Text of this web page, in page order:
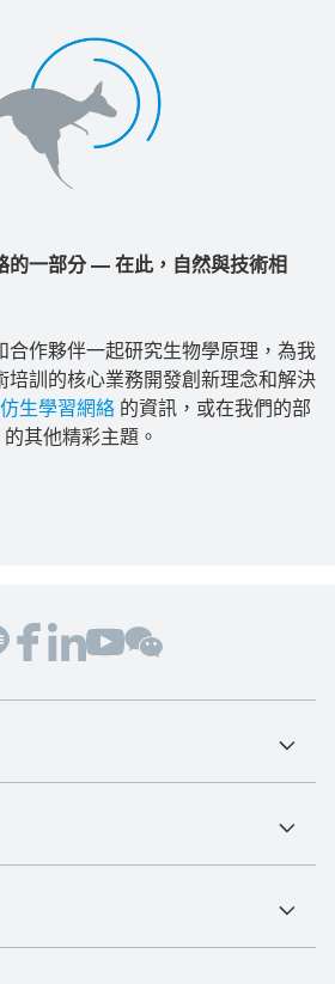
的一部分 — 在此，自然與技術相
合作夥伴一起研究生物學原理，為我
培訓的核心業務開發創新理念和解決
仿生學習網絡 的資訊，或在我們的部
其他精彩主題。